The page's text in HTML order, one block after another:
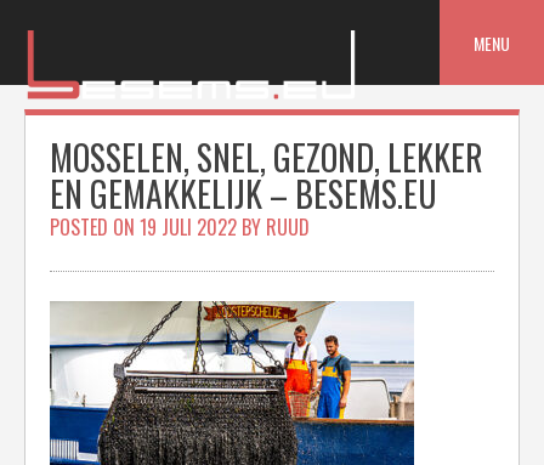
MENU
MOSSELEN, SNEL, GEZOND, LEKKER
EN GEMAKKELIJK – BESEMS.EU
POSTED ON 19 JULI 2022 BY RUUD